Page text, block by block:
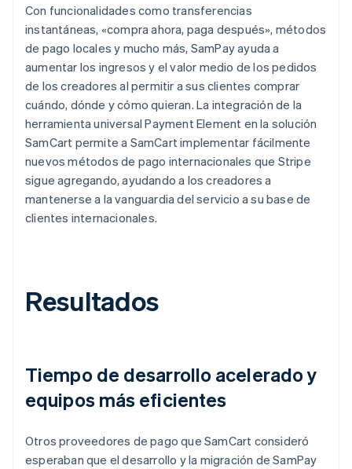
Con funcionalidades como transferencias
instantáneas, «compra ahora, paga después», métodos
de pago locales y mucho más, SamPay ayuda a
aumentar los ingresos y el valor medio de los pedidos
de los creadores al permitir a sus clientes comprar
cuándo, dónde y cómo quieran. La integración de la
herramienta universal Payment Element en la solución
SamCart permite a SamCart implementar fácilmente
nuevos métodos de pago internacionales que Stripe
sigue agregando, ayudando a los creadores a
mantenerse a la vanguardia del servicio a su base de
clientes internacionales.
Resultados
Tiempo de desarrollo acelerado y
equipos más eficientes
Otros proveedores de pago que SamCart consideró
esperaban que el desarrollo y la migración de SamPay